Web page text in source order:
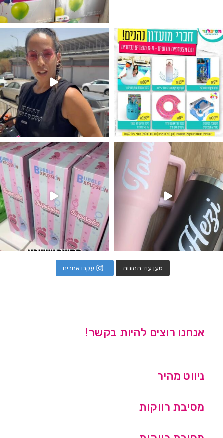
מין העובר רק במסיבלנד !! קיים
מטף לגילוי מין העובר חזר למלא
טען עוד תמונות עקבו אחרינו
אנחנו רוצים להיות בקשר!
ניווט מהיר
מסיבת רווקות